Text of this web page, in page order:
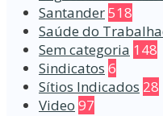
Santander518
Saúde do
Sem categoria 148
Sindicatos 6
Sítios Indicados 28
Video 97